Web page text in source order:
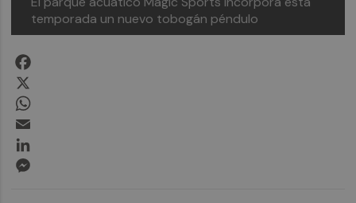
temporada un nuevo tobogán péndulo